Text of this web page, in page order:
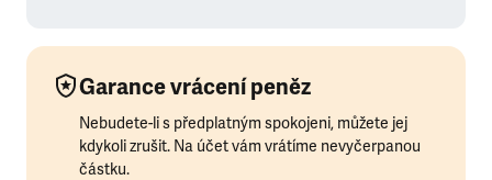
Garance vrácení peněz
Nebudete-li s předplatným spokojeni, můžete jej
kdykoli zrušit. Na účet vám vrátíme nevyčerpanou
částku.